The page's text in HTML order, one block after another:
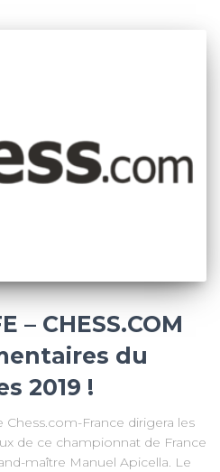
– CHESS.COM
du
2019 !
France dirigera les
de ce championnat de France
maître Manuel Apicella. Le